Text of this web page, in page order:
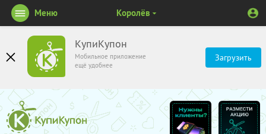
КупиКупон
Мобильное приложение
ещё удобнее
Загрузить
Меню Королёв